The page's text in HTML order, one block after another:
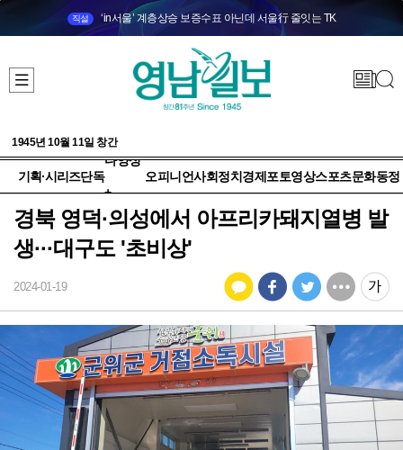
직설 ‘in서울’ 계층상승 보증수표 아닌데 서울行 줄잇는 TK
1945년 10월 11일 창간
기획·시리즈단독
다양성
+
오피니언사회정치 경제 포토영상스포츠문화동정
경북 영덕·의성에서 아프리카돼지열병 발
생···대구도 '초비상'
2024-01-19